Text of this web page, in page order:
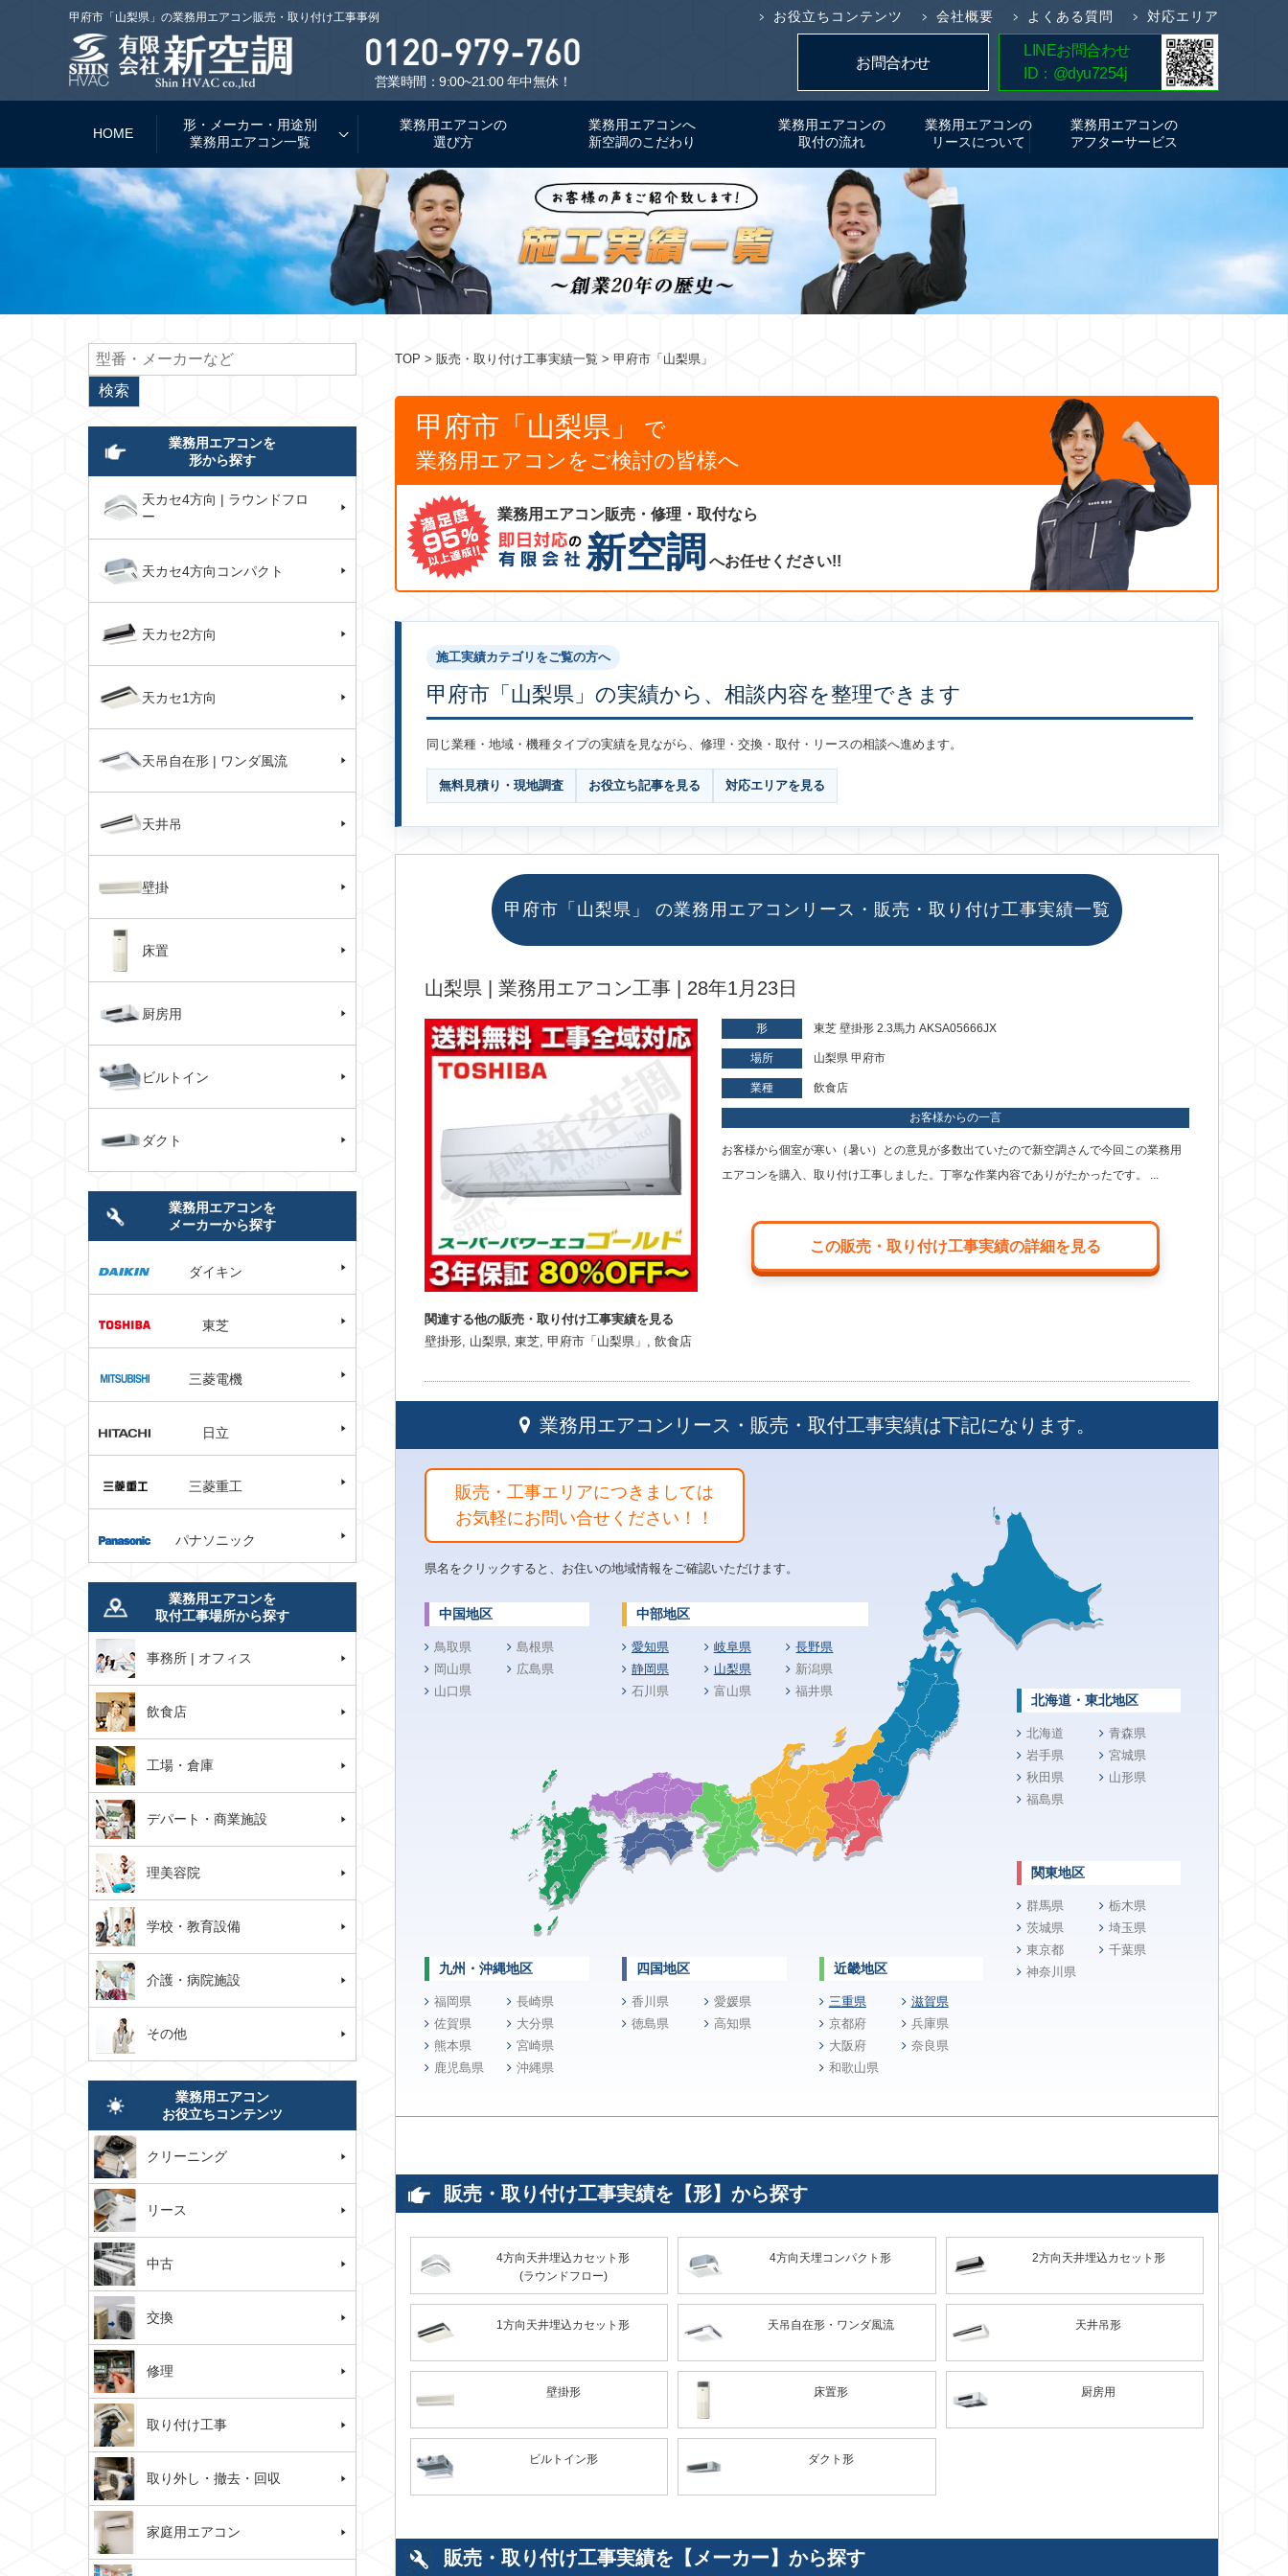
甲府市「山梨県」の業務用エアコン販売・取り付け工事事例 お役立ちコンテンツ 会社概要 よくある質問 対応エリア
営業時間：9:00~21:00 年中無休！
簡単5分！
お見積り
お問合わせ
LINEお問合わせ
ID：@dyu7254j
HOME
形・メーカー・用途別
業務用エアコン一覧
業務用エアコンの
選び方
業務用エアコンへ
新空調のこだわり
業務用エアコンの
取付の流れ
業務用エアコンの
リースについて
業務用エアコンの
アフターサービス
TOP > 販売・取り付け工事実績一覧 > 甲府市「山梨県」
甲府市「山梨県」
で
業務用エアコンをご検討の皆様へ
業務用エアコン販売・修理・取付なら
新空調 へお任せください!!
施工実績カテゴリをご覧の方へ
甲府市「山梨県」の実績から、相談内容を整理できます
同じ業種・地域・機種タイプの実績を見ながら、修理・交換・取付・リースの相談へ進めます。
無料見積り・現地調査 お役立ち記事を見る 対応エリアを見る
甲府市「山梨県」 の業務用エアコンリース・販売・取り付け工事実績一覧
山梨県 | 業務用エアコン工事 | 28年1月23日
関連する他の販売・取り付け工事実績を見る
壁掛形, 山梨県, 東芝, 甲府市「山梨県」 , 飲食店
形 東芝 壁掛形 2.3馬力 AKSA05666JX
場所 山梨県 甲府市
業種 飲食店
お客様からの一言
お客様から個室が寒い（暑い）との意見が多数出ていたので新空調さんで今回この業務用
エアコンを購入、取り付け工事しました。丁寧な作業内容でありがたかったです。 ...
この販売・取り付け工事実績の詳細を見る
業務用エアコンリース・販売・取付工事実績は下記になります。
販売・工事エリアにつきましては
お気軽にお問い合せください！！
県名をクリックすると、お住いの地域情報をご確認いただけます。
北海道・東北地区
北海道
青森県
岩手県
宮城県
秋田県
山形県
福島県
関東地区
群馬県
栃木県
茨城県
埼玉県
東京都
千葉県
神奈川県
中部地区
愛知県 岐阜県
長野県
静岡県
山梨県
新潟県
石川県
富山県 福井県
近畿地区
三重県
滋賀県
京都府
兵庫県
大阪府
奈良県
和歌山県
中国地区
鳥取県
島根県
岡山県
広島県
山口県
四国地区
香川県
愛媛県
徳島県
高知県
九州・沖縄地区
福岡県
長崎県
佐賀県
大分県
熊本県
宮崎県
鹿児島県
沖縄県
販売・取り付け工事実績を【形】から探す
4方向天井埋込カセット形
(ラウンドフロー)
4方向天埋コンパクト形 2方向天井埋込カセット形
1方向天井埋込カセット形 天吊自在形・ワンダ風流 天井吊形
壁掛形 床置形 厨房用
ビルトイン形 ダクト形
販売・取り付け工事実績を【メーカー】から探す
業務用エアコンを
形から探す
天カセ4方向 | ラウンドフロ
ー
天カセ4方向コンパクト
天カセ2方向
天カセ1方向
天吊自在形 | ワンダ風流
天井吊
壁掛
床置
厨房用
ビルトイン
ダクト
業務用エアコンを
メーカーから探す
ダイキン
東芝
三菱電機
日立
三菱重工
パナソニック
業務用エアコンを
取付工事場所から探す
事務所 | オフィス
飲食店
工場・倉庫
デパート・商業施設
理美容院
学校・教育設備
介護・病院施設
その他
業務用エアコン
お役立ちコンテンツ
クリーニング
リース
中古
交換
修理
取り付け工事
取り外し・撤去・回収
家庭用エアコン